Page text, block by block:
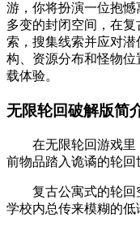
游，你将扮演一位抱
多变的封闭空间，在
索，搜集线索并应对
构、资源分布和怪物
载体验。
无限轮回破解版简
在无限轮回游戏里
前物品踏入诡谲的轮回
复古公寓式的轮回
学校内总传来模糊的低